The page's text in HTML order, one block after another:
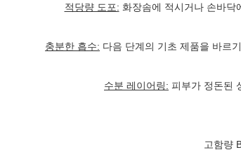
적당량 도포: 화장솜에 적시거나 손바닥
충분한 흡수: 다음 단계의 기초 제품을 바르
수분 레이어링: 피부가 정돈된
고함량